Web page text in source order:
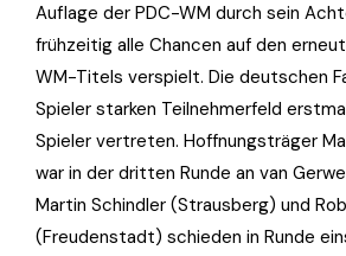
Auflage der PDC-WM durch sein
frühzeitig alle Chancen auf den
WM-Titels verspielt. Die deutschen
Spieler starken Teilnehmerfeld
Spieler vertreten. Hoffnungsträger
war in der dritten Runde an van
Martin Schindler (Strausberg) und
(Freudenstadt) schieden in Runde